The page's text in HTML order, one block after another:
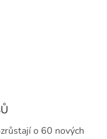
o 60 nových